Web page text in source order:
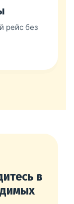
рейс без
в